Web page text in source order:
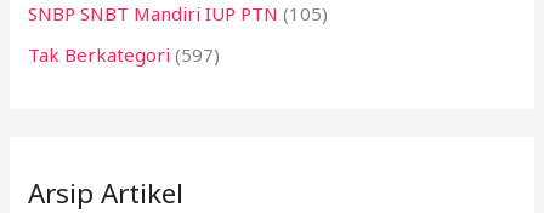
SNBP SNBT Mandiri IUP PTN (105)
Tak Berkategori (597)
Arsip Artikel